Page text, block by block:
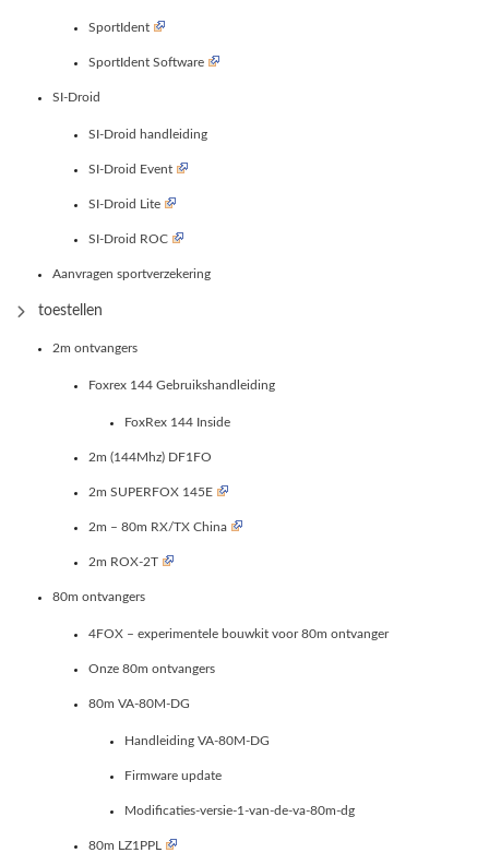
SportIdent
SportIdent Software
SI-Droid
SI-Droid handleiding
SI-Droid Event
SI-Droid Lite
SI-Droid ROC
Aanvragen sportverzekering
toestellen
2m ontvangers
Foxrex 144 Gebruikshandleiding
FoxRex 144 Inside
2m (144Mhz) DF1FO
2m SUPERFOX 145E
2m – 80m RX/TX China
2m ROX-2T
80m ontvangers
4FOX – experimentele bouwkit voor 80m ontvanger
Onze 80m ontvangers
80m VA-80M-DG
Handleiding VA-80M-DG
Firmware update
Modificaties-versie-1-van-de-va-80m-dg
80m LZ1PPL